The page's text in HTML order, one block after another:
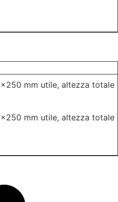
mm utile, altezza totale
mm utile, altezza totale